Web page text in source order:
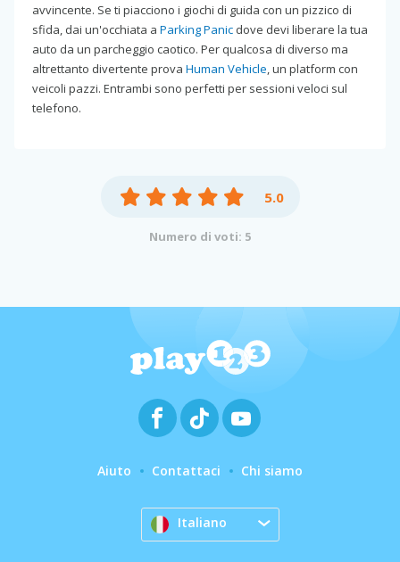
avvincente. Se ti piacciono i giochi di guida con un pizzico di
sfida, dai un'occhiata a Parking Panic dove devi liberare la tua
auto da un parcheggio caotico. Per qualcosa di diverso ma
altrettanto divertente prova Human Vehicle, un platform con
veicoli pazzi. Entrambi sono perfetti per sessioni veloci sul
telefono.
5.0
Numero di voti: 5
Aiuto Contattaci Chi siamo
Italiano